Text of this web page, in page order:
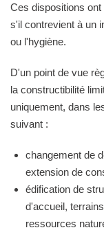
Ces dispositions
s'il contrevient à un
ou l'hygiène.
D'un point de vue
la constructibilité
uniquement, dans
suivant :
changement de
extension de
édification de
d'accueil,
ressources